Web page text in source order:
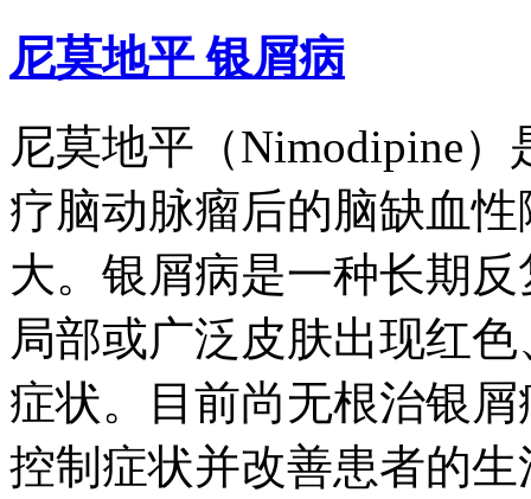
尼莫地平 银屑病
尼莫地平（Nimodipine
疗脑动脉瘤后的脑缺血
大。银屑病是一种长期
局部或广泛皮肤出现红
症状。目前尚无根治银
控制症状并改善患者的